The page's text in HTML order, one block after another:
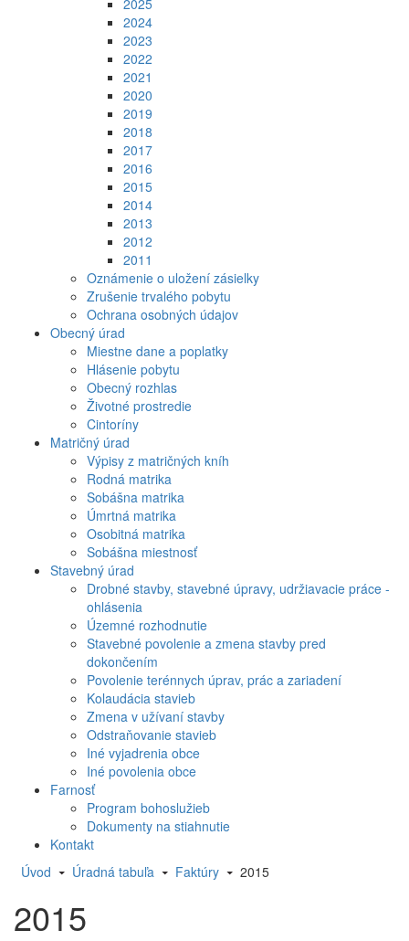
2025
2024
2023
2022
2021
2020
2019
2018
2017
2016
2015
2014
2013
2012
2011
Oznámenie o uložení zásielky
Zrušenie trvalého pobytu
Ochrana osobných údajov
Obecný úrad
Miestne dane a poplatky
Hlásenie pobytu
Obecný rozhlas
Životné prostredie
Cintoríny
Matričný úrad
Výpisy z matričných kníh
Rodná matrika
Sobášna matrika
Úmrtná matrika
Osobitná matrika
Sobášna miestnosť
Stavebný úrad
Drobné stavby, stavebné úpravy, udržiavacie práce -
ohlásenia
Územné rozhodnutie
Stavebné povolenie a zmena stavby pred
dokončením
Povolenie terénnych úprav, prác a zariadení
Kolaudácia stavieb
Zmena v užívaní stavby
Odstraňovanie stavieb
Iné vyjadrenia obce
Iné povolenia obce
Farnosť
Program bohoslužieb
Dokumenty na stiahnutie
Kontakt
Úvod
Úradná tabuľa Faktúry 2015
2015